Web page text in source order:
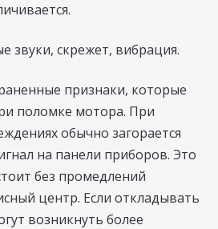
звуки, скрежет, вибрация.
признаки, которые
поломке мотора. При
обычно загорается
на панели приборов. Это
без промедлений
центр. Если откладывать
возникнуть более